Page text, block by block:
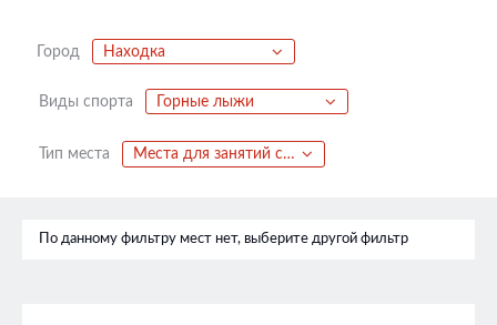
Город Находка
Виды спорта Горные лыжи
Тип места Места для занятий спортом
По данному фильтру мест нет, выберите другой фильтр